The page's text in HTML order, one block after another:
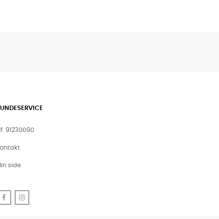
91230090
side
Facebook